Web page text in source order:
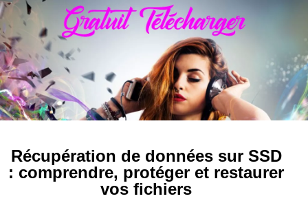
Récupération de données sur SSD
: comprendre, protéger et restaurer
vos fichiers